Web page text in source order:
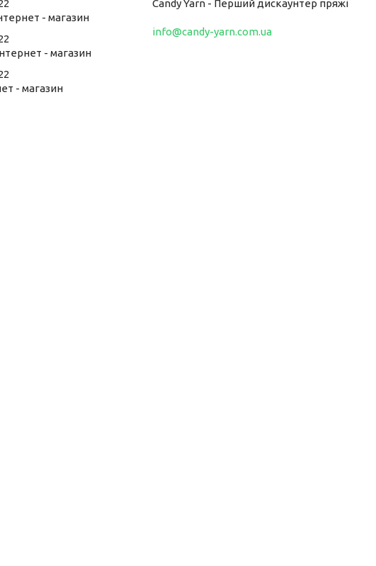
- магазин
- магазин
- магазин
Candy Yarn - Перший дискаунтер пряжі
info@candy-yarn.com.ua